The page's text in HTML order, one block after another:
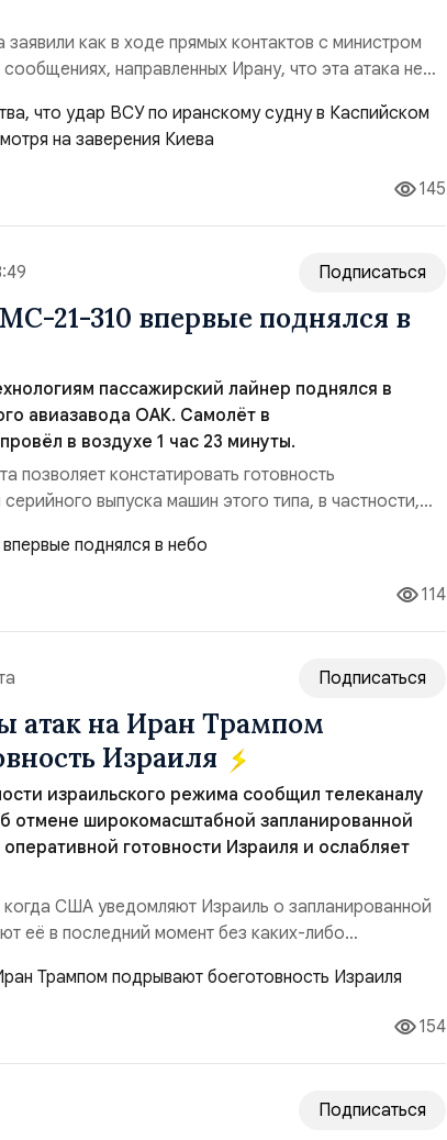
как в ходе прямых контактов с министром
сообщениях, направленных Ирану, что эта атака не
официальный представитель МИД Ирана Эсмаил
3 августа.Иранская сторона ожидает от
подтвер...
145
Подписаться
21-310 впервые поднялся в
пассажирский лайнер поднялся в
авиазавода ОАК. Самолёт в
в воздухе 1 час 23 минуты.
позволяет констатировать готовность
выпуска машин этого типа, в частности,
завод уже может приступить к выполнению
России. Параллельно идет процесс
На данный момент МС-2...
114
Подписаться
атак на Иран Трампом
Израиля
израильского режима сообщил телеканалу
отмене широкомасштабной запланированной
готовности Израиля и ослабляет
США уведомляют Израиль о запланированной
её в последний момент без каких-либо
тысячи военнослужащих армии Израиля
эскалации региональной напряжённости с
представителя МИД Ира...
154
Подписаться